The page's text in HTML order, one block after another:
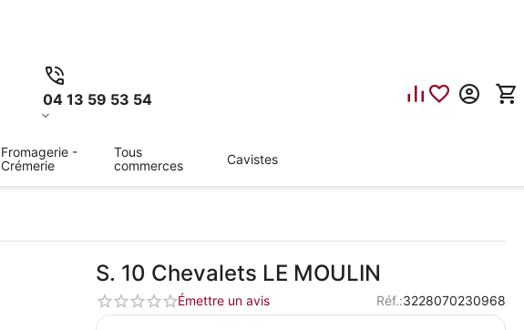
04 13 59 53 54
Fromagerie -
Crémerie
Tous
commerces
Cavistes
S. 10 Chevalets LE MOULIN
Émettre un avis Réf.:3228070230968